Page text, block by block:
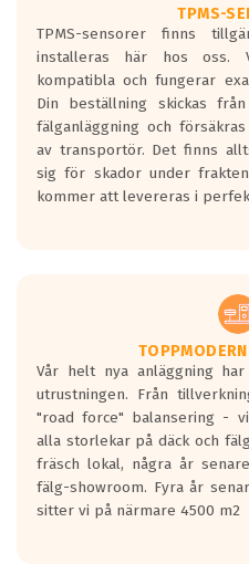
godkända för år 2016 nya
Ett däck med en svart våg
minst tre decibel tystare än
regelverk som börjar gälla
TPMS-
TPMS-sensorer finns
installeras här hos oss.
kompatibla och fungerar
Din beställning skickas
fälganläggning och
av transportör. Det finns
sig för skador under
kommer att levereras i
Vår helt nya anläggning
utrustningen. Från
"road force" balansering -
alla storlekar på däck och
fräsch lokal, några år
fälg-showroom. Fyra år
sitter vi på närmare 4500 m2